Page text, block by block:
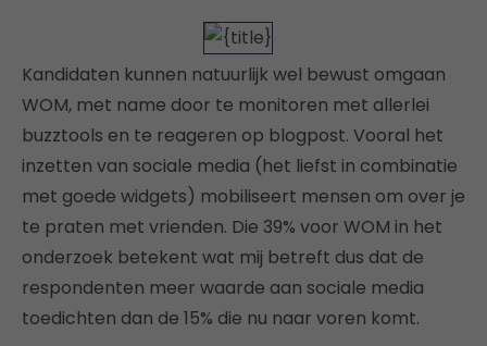
Kandidaten kunnen natuurlijk wel bewust omgaan
WOM, met name door te monitoren met allerlei
buzztools en te reageren op blogpost. Vooral het
inzetten van sociale media (het liefst in combinatie
met goede widgets) mobiliseert mensen om over je
te praten met vrienden. Die 39% voor WOM in het
onderzoek betekent wat mij betreft dus dat de
respondenten meer waarde aan sociale media
toedichten dan de 15% die nu naar voren komt.